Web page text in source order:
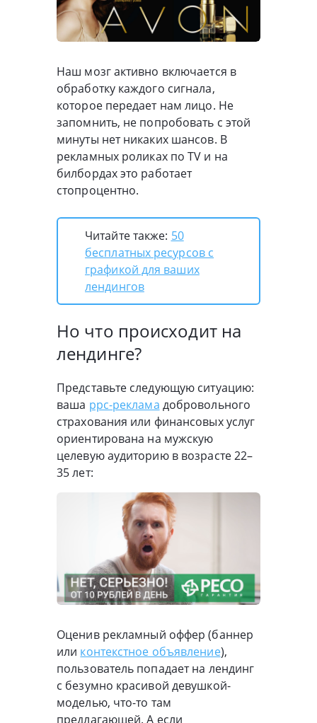
Наш мозг активно включается в
обработку каждого сигнала,
которое передает нам лицо. Не
запомнить, не попробовать с этой
минуты нет никаких шансов. В
рекламных роликах по TV и на
билбордах это работает
стопроцентно.
Читайте также: 50
бесплатных ресурсов с
графикой для ваших
лендингов
Но что происходит на
лендинге?
Представьте следующую ситуацию:
ваша ppc-реклама добровольного
страхования или финансовых услуг
ориентирована на мужскую
целевую аудиторию в возрасте 22–
35 лет:
Оценив рекламный оффер (баннер
или контекстное объявление),
пользователь попадает на лендинг
с безумно красивой девушкой-
моделью, что-то там
предлагающей. А если